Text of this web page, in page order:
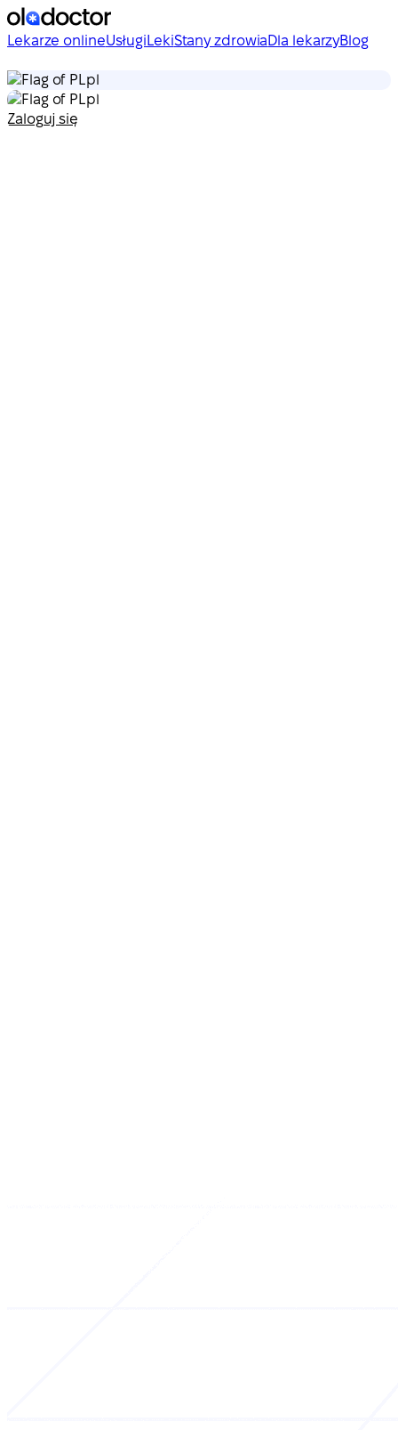
Lekarze onlineUsługi LekiStany zdrowiaDla lekarzyBlog
pl
pl
Zaloguj się